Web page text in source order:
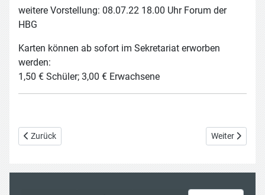
weitere Vorstellung: 08.07.22 18.00 Uhr Forum der
HBG
Karten können ab sofort im Sekretariat erworben
werden:
1,50 € Schüler; 3,00 € Erwachsene
Vorheriger Beitrag: Grüne-Band-Lauf
Zurück Nächster
Weiter